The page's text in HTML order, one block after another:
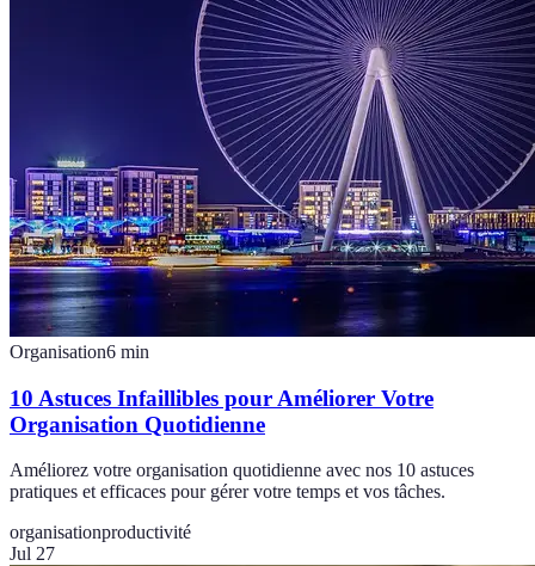
Organisation6 min
10 Astuces Infaillibles pour Améliorer Votre
Organisation Quotidienne
Améliorez votre organisation quotidienne avec nos 10 astuces
pratiques et efficaces pour gérer votre temps et vos tâches.
organisationproductivité
Jul 27